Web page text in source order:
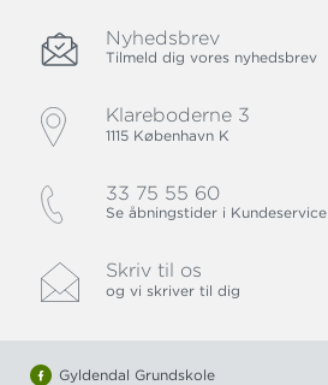
Nyhedsbrev
Tilmeld dig vores nyhedsbrev
Klareboderne 3
1115 København K
33 75 55 60
Se åbningstider i Kundeservice
Skriv til os
og vi skriver til dig
Gyldendal Grundskole